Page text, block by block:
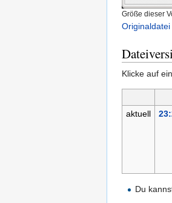
Größe dieser
Originaldatei
Klicke auf
aktuell
Du